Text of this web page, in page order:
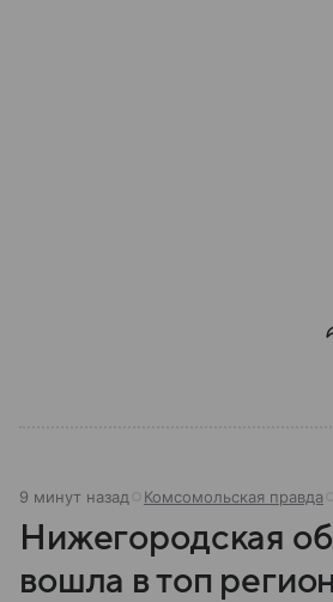
9 минут назад Комсомольская правда
Нижегородская
вошла в топ